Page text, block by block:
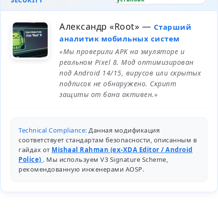
Александр «Root» — Старший
аналитик мобильных систем
«Мы проверили APK на эмуляторе и
реальном Pixel 8. Мод оптимизирован
под Android 14/15, вирусов или скрытых
подписок не обнаружено. Скрипт
защиты от бана активен.»
Technical Compliance: Данная модификация
соответствует стандартам безопасности, описанным в
гайдах от Mishaal Rahman (ex-XDA Editor / Android
Police) . Мы используем V3 Signature Scheme,
рекомендованную инженерами AOSP.